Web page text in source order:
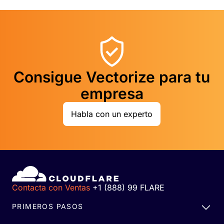
Consigue Vectorize para tu
empresa
Habla con un experto
Contacta con Ventas +1 (888) 99 FLARE
PRIMEROS PASOS